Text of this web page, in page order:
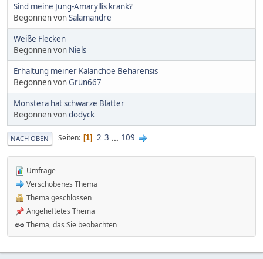
Sind meine Jung-Amaryllis krank?
Begonnen vonSalamandre
Weiße Flecken
Begonnen von Niels
Erhaltung meiner Kalanchoe Beharensis
Begonnen vonGrün667
Monstera hat schwarze Blätter
Begonnen vondodyck
NACH OBEN Seiten 1 2 3 ... 109
Umfrage
Verschobenes Thema
Thema geschlossen
Angeheftetes Thema
Thema, das Sie beobachten